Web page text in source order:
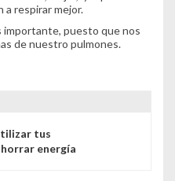
a respirar mejor.
importante, puesto que nos
de nuestro pulmones.
tus
energía